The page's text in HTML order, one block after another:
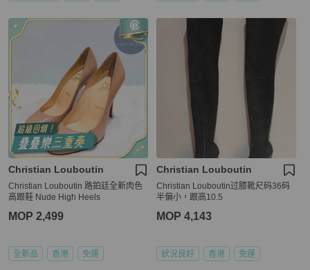
Christian Louboutin
Christian Louboutin 路鉑廷全新肉色
高跟鞋 Nude High Heels
MOP 2,499
全新品 香港 免運
Christian Louboutin
Christian Louboutin过膝靴尺码36码
半偏小，跟高10.5
MOP 4,143
狀況良好 香港 免運